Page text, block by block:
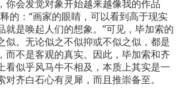
你会发觉对象开始越来越像我的作品
的：“画家的眼睛，可以看到高于现实
就是唤起人们的想象。”可见，毕加索的
似。无论似之不似抑或不似之似，都是
而不是客观的真实。因此，毕加索和齐
看似乎风马牛不相及，本质上其实是一
对齐白石心有灵犀，而且推崇备至。